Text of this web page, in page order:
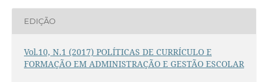
EDIÇÃO
Vol.10, N.1 (2017) POLÍTICAS DE CURRÍCULO E
FORMAÇÃO EM ADMINISTRAÇÃO E GESTÃO ESCOLAR